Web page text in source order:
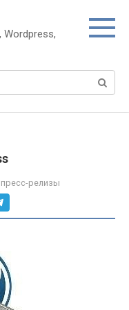
Wordpress,
пресс-релизы